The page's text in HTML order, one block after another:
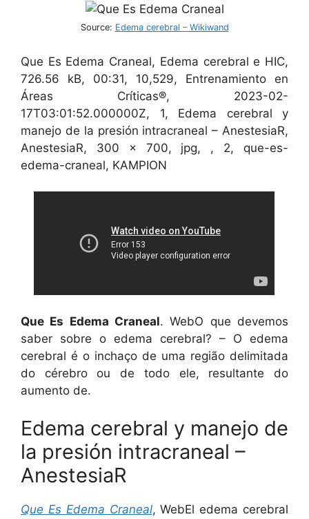
Source: Edema cerebral – Wikiwand
Que Es Edema Craneal, Edema cerebral e HIC,
726.56 kB, 00:31, 10,529, Entrenamiento en
Áreas Críticas®, 2023-02-
17T03:01:52.000000Z, 1, Edema cerebral y
manejo de la presión intracraneal – AnestesiaR,
AnestesiaR, 300 x 700, jpg, , 2, que-es-
edema-craneal, KAMPION
Que Es Edema Craneal. WebO que devemos
saber sobre o edema cerebral? – O edema
cerebral é o inchaço de uma região delimitada
do cérebro ou de todo ele, resultante do
aumento de.
Edema cerebral y manejo de
la presión intracraneal –
AnestesiaR
Que Es Edema Craneal, WebEl edema cerebral